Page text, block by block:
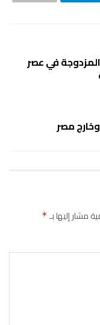
في عصر
مصر
مشار إليها بـ*